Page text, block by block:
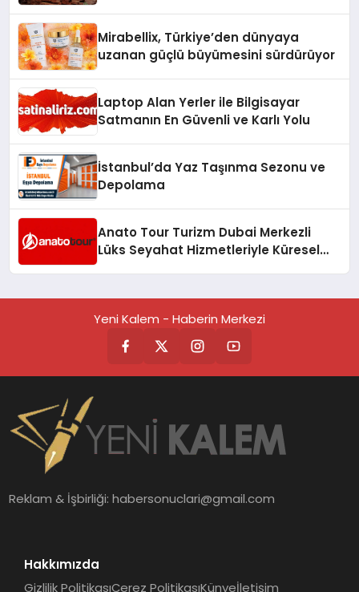
Mirabellix, Türkiye’den dünyaya
uzanan güçlü büyümesini sürdürüyor
Laptop Alan Yerler ile Bilgisayar
Satmanın En Güvenli ve Karlı Yolu
İstanbul’da Yaz Taşınma Sezonu ve
Depolama
Anato Tour Turizm Dubai Merkezli
Lüks Seyahat Hizmetleriyle Küresel
Yeni Kalem - Haberin Merkezi
Reklam & İşbirliği:habersonuclari@gmail.com
Hakkımızda
Gizlilik PolitikasıÇerez PolitikasıKünyeİletişim